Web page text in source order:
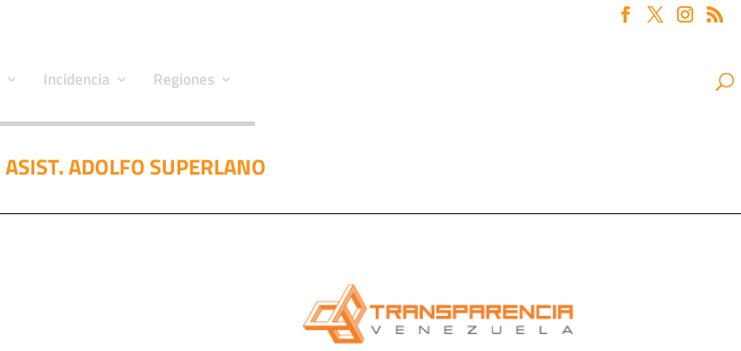
Incidencia Regiones
ASIST. ADOLFO SUPERLANO